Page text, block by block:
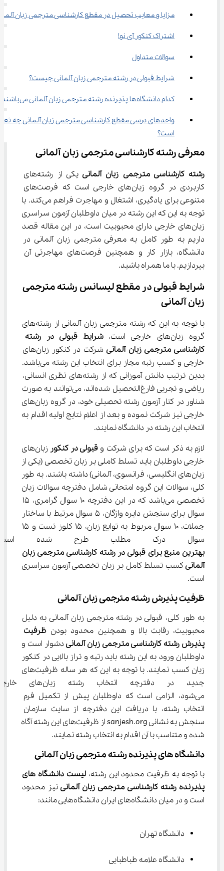
مزایا و معایب تحصیل در مقطع کارشناسی مترجمی زبان
اشتراک کنکور آی نو!
سوالات متداول
شرایط قبولی در رشته مترجمی زبان آلمانی چیست؟
کدام دانشگاه‌ها پذیرنده رشته مترجمی زبان آلمانی می‌باشند؟
واحدهای درسی مقطع کارشناسی مترجمی زبان آلمانی چه
است؟
معرفی رشته کارشناسی مترجمی زبان آلمانی
رشته کارشناسی مترجمی زبان آلمانی
یکی از رشته‌های
کاربردی در گروه زبان‌های خارجی است که فرصت‌های
متنوعی برای یادگیری، اشتغال و مهاجرت فراهم می‌کند. با
توجه به این که این رشته در میان داوطلبان آزمون سراسری
زبان‌های خارجی دارای محبوبیت است، در این مقاله قصد
داریم به طور کامل به معرفی مترجمی زبان آلمانی در
دانشگاه، بازار کار و همچنین فرصت‌های مهاجرتی آن
بپردازیم. با ما همراه باشید.
شرایط قبولی در مقطع لیسانس رشته مترجمی
زبان آلمانی
با توجه به این که رشته مترجمی زبان آلمانی از رشته‌های
گروه زبان‌های خارجی است،
شرایط قبولی در رشته
کارشناسی مترجمی زبان آلمانی
شرکت در کنکور زبان‌های
خارجی و کسب رتبه مجاز برای انتخاب این رشته می‎‌باشد.
بدین ترتیب دانش آموزانی که از رشته‌های نظری انسانی،
ریاضی و تجربی فارغ‌التحصیل شده‌اند، می‌توانند به صورت
شناور در کنار آزمون رشته تحصیلی خود، در گروه زبان‌های
خارجی نیز شرکت نموده و بعد از اعلام نتایج اولیه اقدام به
انتخاب این رشته در دانشگاه نمایند.
لازم به ذکر است که برای شرکت و قبولی در کنکور
زبان‌های
خارجی داوطلبان باید تسلط کاملی بر زبان تخصصی (یکی از
زبان‌های انگلیسی، فرانسوی، آلمانی) داشته باشند. به طور
کلی، سوالات این گروه امتحانی شامل دفترچه سوالات زبان
سوال برای سنجش دایره واژگان، 5 سوال مرتبط با ساختار
سوال درک مطلب طرح شده است.
بهترین منبع برای قبولی در رشته کارشناسی مترجمی زبان
آلمانی کسب تسلط کامل بر زبان تخصصی آزمون سراسری
است.
ظرفیت پذیرش رشته مترجمی زبان آلمانی
به طور کلی، قبولی در رشته مترجمی زبان آلمانی به دلیل
محبوبیت، رقابت بالا و همچنین محدود بودن ظرفیت
پذیرش رشته کارشناسی مترجمی زبان آلمانی دشوار است و
داوطلبان ورود به این رشته باید رتبه و تراز بالایی در کنکور
زبان کسب نمایند. با توجه به این که هر ساله ظرفیت‌های
جدید در دفترچه انتخاب
می‌شود، الزامی است که داوطلبان پیش از تکمیل فرم
انتخاب رشته، با دریافت این دفترچه از سایت سازمان
سنجش به نشانی sanjesh.org از ظرفیت‌های این رشته آگاه
شده و متناسب با آن اقدام به انتخاب رشته نمایند.
دانشگاه های پذیرنده رشته مترجمی زبان آلمانی
با توجه به ظرفیت محدود این رشته، لیست دانشگاه های
پذیرنده رشته کارشناسی مترجمی زبان آلمانی نیز محدود
است و در میان دانشگاه‌های ایران دانشگاه‌هایی مانند:
دانشگاه تهران
دانشگاه علامه طباطبایی